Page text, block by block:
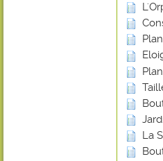
La